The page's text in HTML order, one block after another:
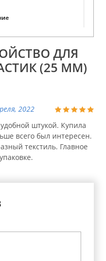
ДЛЯ
(25 ММ)
2022
штукой. Купила
всего был интересен.
текстиль. Главное